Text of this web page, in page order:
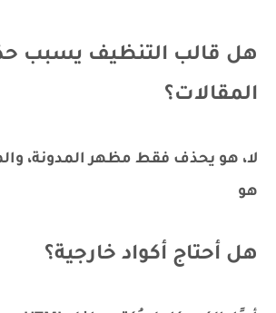
هل قالب التنظيف يسبب
المقالات؟
لا، هو يحذف فقط مظهر المدونة،
هو
هل أحتاج أكواد خارجية؟